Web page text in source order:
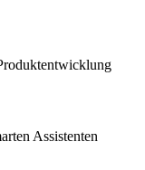
Assistenten